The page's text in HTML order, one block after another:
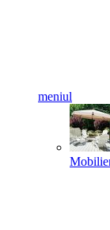
meniul